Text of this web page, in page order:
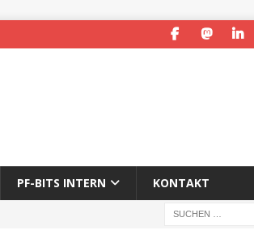
PF-BITS INTERN KONTAKT